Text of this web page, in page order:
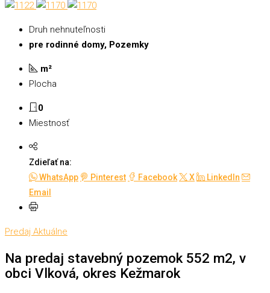
Druh nehnuteľnosti
pre rodinné domy, Pozemky
m²
Plocha
0
Miestnosť
Zdieľať na:
WhatsApp
Pinterest Facebook X
LinkedIn
Email
Predaj Aktuálne
Na predaj stavebný pozemok 552 m2, v
obci Vlková, okres Kežmarok